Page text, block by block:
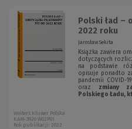
Polski ład –
2022 roku
Jarosław Sekita
Książka zawiera
dotyczących
na podstawie
opisuje ponadto
pandemii COVID-
oraz zmiany
Polskiego Ładu,
Wolters Kluwer Polska
KAM-3920 W02P01
Rok publikacji: 2022